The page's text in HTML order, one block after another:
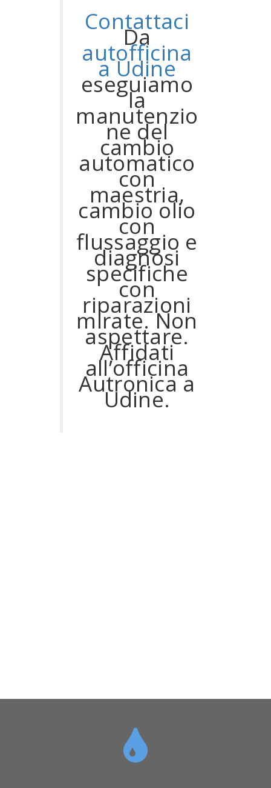
Contattaci
Da
autofficina
a Udine
eseguiamo
la
manutenzio
ne del
cambio
automatico
con
maestria,
cambio olio
con
flussaggio e
diagnosi
specifiche
con
riparazioni
mirate. Non
aspettare.
Affidati
all’officina
Autronica a
Udine.